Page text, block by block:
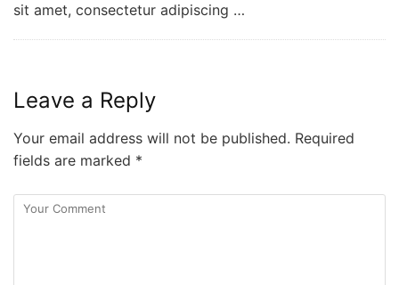
sit amet, consectetur adipiscing …
Leave a Reply
Your email address will not be published. Required
fields are marked *